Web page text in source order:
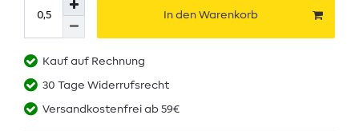
In den Warenkorb
Kauf auf Rechnung
30 Tage Widerrufsrecht
Versandkostenfrei ab 59€